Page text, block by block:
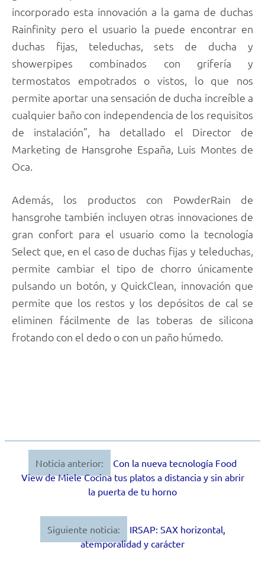
incorporado esta innovación a la gama de duchas
Rainfinity pero el usuario la puede encontrar en
duchas fijas, teleduchas, sets de ducha y
showerpipes combinados con grifería y
termostatos empotrados o vistos, lo que nos
permite aportar una sensación de ducha increíble a
cualquier baño con independencia de los requisitos
de instalación”, ha detallado el Director de
Marketing de Hansgrohe España, Luis Montes de
Oca.
Además, los productos con PowderRain de
hansgrohe también incluyen otras innovaciones de
gran confort para el usuario como la tecnología
Select que, en el caso de duchas fijas y teleduchas,
permite cambiar el tipo de chorro únicamente
pulsando un botón, y QuickClean, innovación que
permite que los restos y los depósitos de cal se
eliminen fácilmente de las toberas de silicona
frotando con el dedo o con un paño húmedo.
Navegación
Noticia anterior:
Con la nueva tecnología Food
View de Miele Cocina tus platos a distancia y sin abrir
la puerta de tu horno
Siguiente noticia:
IRSAP: SAX horizontal,
atemporalidad y carácter